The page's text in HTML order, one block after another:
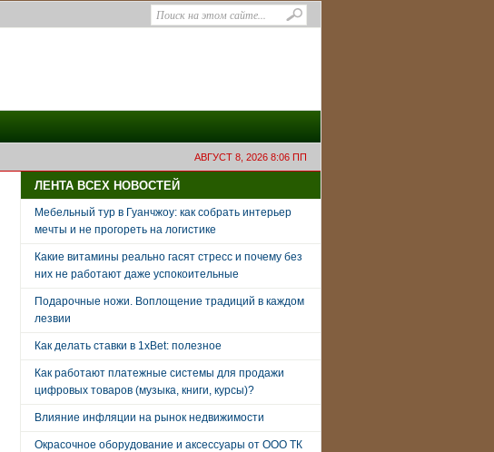
АВГУСТ 8, 2026 8:06 ПП
ЛЕНТА ВСЕХ НОВОСТЕЙ
Мебельный тур в Гуанчжоу: как собрать интерьер
мечты и не прогореть на логистике
Какие витамины реально гасят стресс и почему без
них не работают даже успокоительные
Подарочные ножи. Воплощение традиций в каждом
лезвии
Как делать ставки в 1xBet: полезное
Как работают платежные системы для продажи
цифровых товаров (музыка, книги, курсы)?
Влияние инфляции на рынок недвижимости
Окрасочное оборудование и аксессуары от ООО ТК